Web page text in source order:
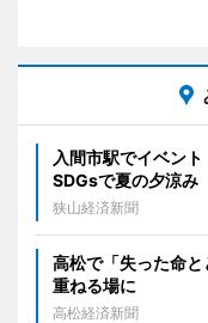
入間市駅でイベン
SDGsで夏の夕涼み
狭山経済新聞
高松で「失った命
重ねる場に
高松経済新聞